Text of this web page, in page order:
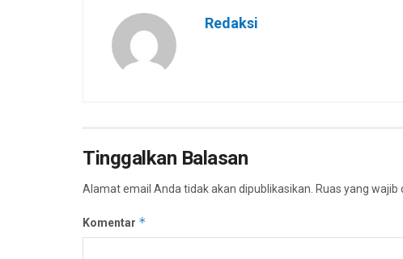
Redaksi
Tinggalkan Balasan
Alamat email Anda tidak akan dipublikasikan. Ruas yang wajib
Komentar *